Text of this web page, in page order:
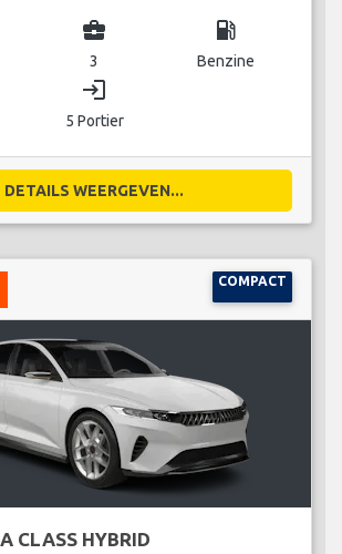
business_center
3
local_gas_station
Benzine
login
5 Portier
DETAILS WEERGEVEN...
COMPACT
CLASS HYBRID